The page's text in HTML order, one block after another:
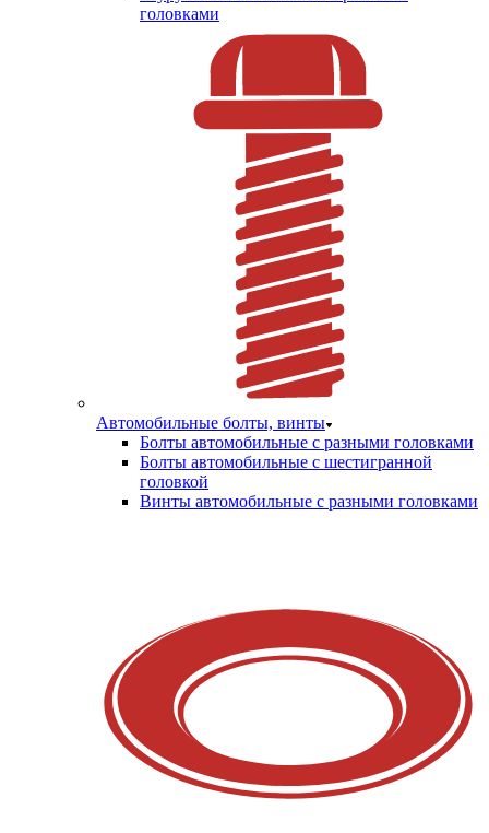
головками
Автомобильные болты, винты
Болты автомобильные с разными головками
Болты автомобильные с шестигранной
головкой
Винты автомобильные с разными головками